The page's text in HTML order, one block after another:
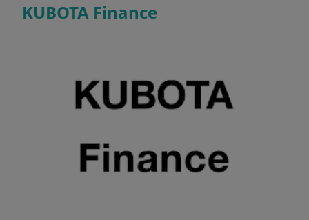
KUBOTA Finance